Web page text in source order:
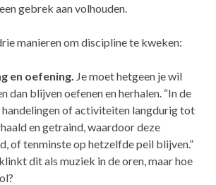
gebrek aan volhouden.
manieren om discipline te kweken:
en oefening. Je moet hetgeen je wil
dan blijven oefenen en herhalen. “In de
of activiteiten langdurig tot
en getraind, waardoor deze
of tenminste op hetzelfde peil blijven.”
dit als muziek in de oren, maar hoe